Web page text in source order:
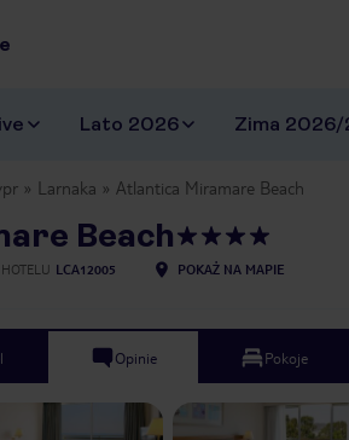
Lato 2026 Zima 2026/
Larnaka Atlantica Miramare Beach
Beach
LCA12005 POKAŻ NA MAPIE
Opinie Pokoje